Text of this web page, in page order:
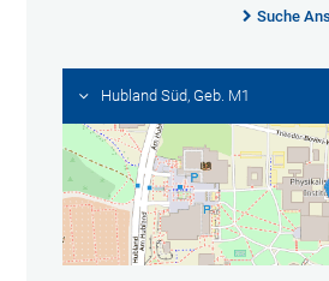
Suche
Hubland Süd, Geb. M1